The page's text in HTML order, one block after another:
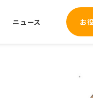
ニュース お